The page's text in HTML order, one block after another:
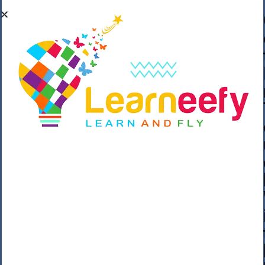
��o��C���ǡ���,����*�3��#eۧ_>\��z
�K{DQg�Ϯ��]u��3o�V~�/��@��??
����Y�]�s�n���s
����p��|
��^��������$��ٽ�P���~��4���Snn^
$ ����Ogy/|>ڿ|�I��'A�n��1�$�}
=c"'��K���X�:��?j�ԫ��-